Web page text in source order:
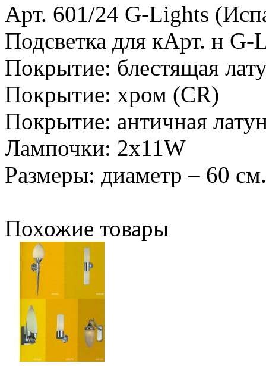
Арт. 601/24 G-Lights
Подсветка для кАрт. н
Покрытие: блестящая
Покрытие: хром (CR)
Покрытие: античная
Лампочки: 2х11W
Размеры: диаметр – 60 см.
Похожие товары